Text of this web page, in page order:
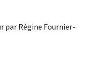
par Régine Fournier-